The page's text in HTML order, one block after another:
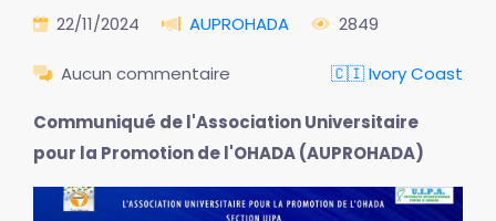
22/11/2024 AUPROHADA 2849
Aucun commentaire 🇨🇮 Ivory Coast
Communiqué de l'Association Universitaire
pour la Promotion de l'OHADA (AUPROHADA)